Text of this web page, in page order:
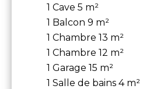
1 Cave 5 m²
1 Balcon 9 m²
1 Chambre 13 m²
1 Chambre 12 m²
1 Garage 15 m²
1 Salle de bains 4 m²